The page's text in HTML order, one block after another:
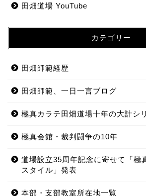
田畑道場 YouTube
カテゴリー
田畑師範経歴
田畑師範、一日一言ブログ
極真カラテ田畑道場十年の大計シ
極真会館・裁判闘争の10年
道場設立35周年記念に寄せて「極
スタイル」発表
本部・支部教室所在地一覧